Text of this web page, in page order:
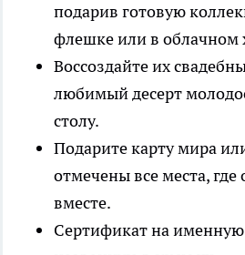
подарив готовую
флешке или в облачном
Воссоздайте их
любимый десерт
столу.
Подарите карту мира
отмечены все места,
вместе.
Сертификат на именную